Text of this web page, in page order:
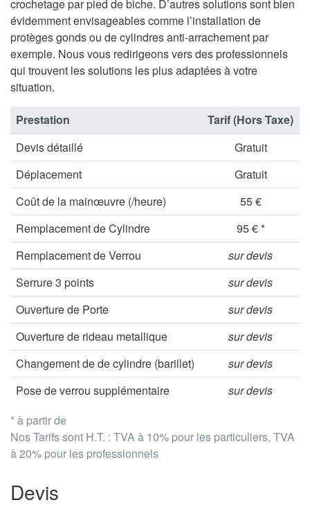
crochetage par pied de biche. D’autres solutions sont bien
évidemment envisageables comme l’installation de
protèges gonds ou de cylindres anti-arrachement par
exemple. Nous vous redirigeons vers des professionnels
qui trouvent les solutions les plus adaptées à votre
situation.
* à partir de
Nos Tarifs sont H.T. : TVA à 10% pour les particuliers, TVA
à 20% pour les professionnels
Prestation
Tarif (Hors Taxe)
Devis détaillé
Gratuit
Déplacement
Gratuit
Coût de la mainœuvre (/heure)
55 €
Remplacement de Cylindre
95 € *
Remplacement de Verrou
sur devis
Serrure 3 points
sur devis
Ouverture de Porte
sur devis
Ouverture de rideau metallique
sur devis
Changement de de cylindre (barillet)
sur devis
Pose de verrou supplémentaire
sur devis
Devis